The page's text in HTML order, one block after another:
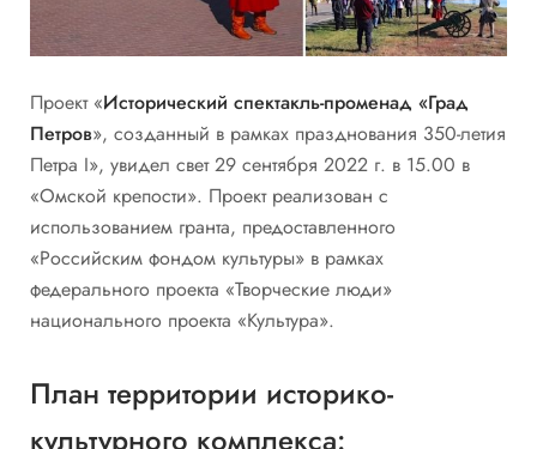
Проект «Исторический спектакль-променад «Град
Петров», созданный в рамках празднования 350-летия
Петра I», увидел свет 29 сентября 2022 г. в 15.00 в
«Омской крепости». Проект реализован с
использованием гранта, предоставленного
«Российским фондом культуры» в рамках
федерального проекта «Творческие люди»
национального проекта «Культура».
План территории историко-
культурного комплекса: